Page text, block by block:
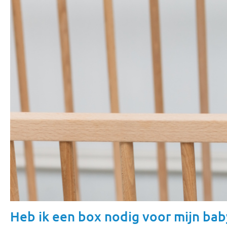
Heb ik een box nodig voor mijn